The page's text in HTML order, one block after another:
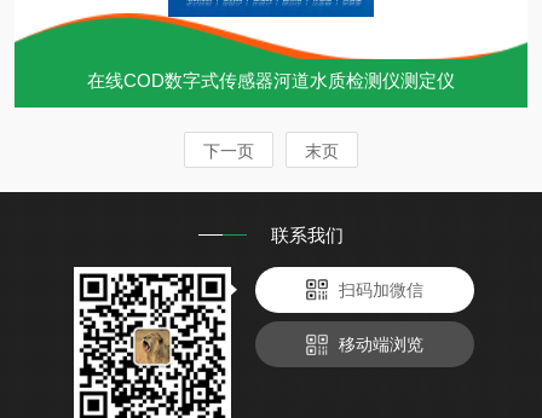
在线COD数字式传感器河道水质检测仪测定仪
下一页 末页
联系我们
扫码加微信
移动端浏览